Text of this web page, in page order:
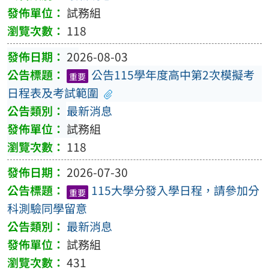
試務組
118
2026-08-03
重要 公告115學年度高中第2次模擬考
日程表及考試範圍
最新消息
試務組
118
2026-07-30
重要 115大學分發入學日程，請參加分
科測驗同學留意
最新消息
試務組
431